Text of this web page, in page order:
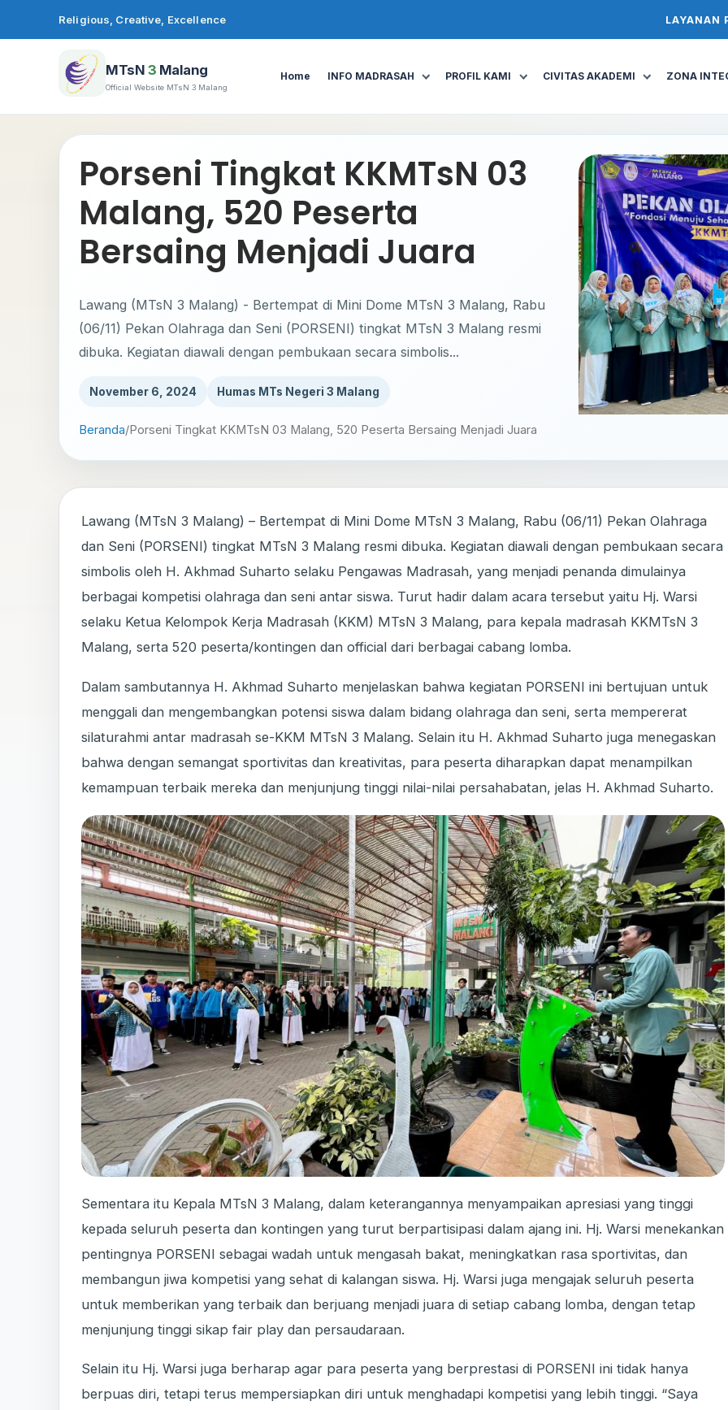
Religious, Creative, Excellence LAYANAN
MTsN 3 Malang
Official Website MTsN 3 Malang
Home INFO MADRASAH PROFIL KAMI CIVITAS AKADEMI ZONA
Porseni Tingkat KKMTsN 03
Malang, 520 Peserta
Bersaing Menjadi Juara
Lawang (MTsN 3 Malang) - Bertempat di Mini Dome MTsN 3 Malang, Rabu
(06/11) Pekan Olahraga dan Seni (PORSENI) tingkat MTsN 3 Malang resmi
dibuka. Kegiatan diawali dengan pembukaan secara simbolis...
November 6, 2024 Humas MTs Negeri 3 Malang
Beranda/Porseni Tingkat KKMTsN 03 Malang, 520 Peserta Bersaing Menjadi Juara
Lawang (MTsN 3 Malang) – Bertempat di Mini Dome MTsN 3 Malang, Rabu (06/11) Pekan Olahraga
dan Seni (PORSENI) tingkat MTsN 3 Malang resmi dibuka. Kegiatan diawali dengan pembukaan secara
simbolis oleh H. Akhmad Suharto selaku Pengawas Madrasah, yang menjadi penanda dimulainya
berbagai kompetisi olahraga dan seni antar siswa. Turut hadir dalam acara tersebut yaitu Hj. Warsi
selaku Ketua Kelompok Kerja Madrasah (KKM) MTsN 3 Malang, para kepala madrasah KKMTsN 3
Malang, serta 520 peserta/kontingen dan official dari berbagai cabang lomba.
Dalam sambutannya H. Akhmad Suharto menjelaskan bahwa kegiatan PORSENI ini bertujuan untuk
menggali dan mengembangkan potensi siswa dalam bidang olahraga dan seni, serta mempererat
silaturahmi antar madrasah se-KKM MTsN 3 Malang. Selain itu H. Akhmad Suharto juga menegaskan
bahwa dengan semangat sportivitas dan kreativitas, para peserta diharapkan dapat menampilkan
kemampuan terbaik mereka dan menjunjung tinggi nilai-nilai persahabatan, jelas H. Akhmad Suharto.
Sementara itu Kepala MTsN 3 Malang, dalam keterangannya menyampaikan apresiasi yang tinggi
kepada seluruh peserta dan kontingen yang turut berpartisipasi dalam ajang ini. Hj. Warsi menekankan
pentingnya PORSENI sebagai wadah untuk mengasah bakat, meningkatkan rasa sportivitas, dan
membangun jiwa kompetisi yang sehat di kalangan siswa. Hj. Warsi juga mengajak seluruh peserta
untuk memberikan yang terbaik dan berjuang menjadi juara di setiap cabang lomba, dengan tetap
menjunjung tinggi sikap fair play dan persaudaraan.
Selain itu Hj. Warsi juga berharap agar para peserta yang berprestasi di PORSENI ini tidak hanya
berpuas diri, tetapi terus mempersiapkan diri untuk menghadapi kompetisi yang lebih tinggi. “Saya